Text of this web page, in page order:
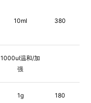
10ml 380
1000ul温和/加
强
1g 180